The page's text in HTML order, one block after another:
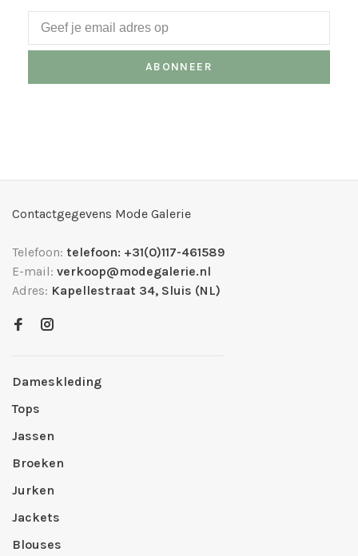
ABONNEER
Contactgegevens Mode Galerie
Telefoon: telefoon: +31(0)117-461589
E-mail: verkoop@modegalerie.nl
Adres: Kapellestraat 34, Sluis (NL)
Dameskleding
Tops
Jassen
Broeken
Jurken
Jackets
Blouses